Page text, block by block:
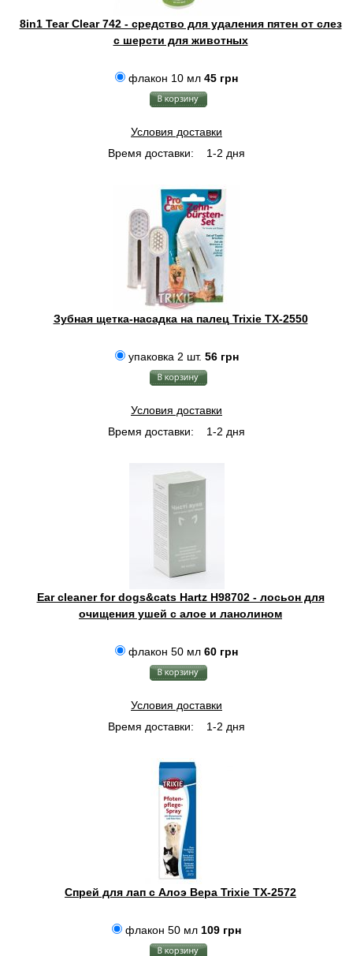
8in1 Tear Clear 742 - средство для удаления пятен от слез
с шерсти для животных
флакон 10 мл 45 грн
Условия доставки
Время доставки:
1-2 дня
Зубная щетка-насадка на палец Trixie TX-2550
упаковка 2 шт. 56 грн
Условия доставки
Время доставки:
1-2 дня
Ear cleaner for dogs&cats Hartz H98702 - лосьон для
очищения ушей с алое и ланолином
флакон 50 мл 60 грн
Условия доставки
Время доставки:
1-2 дня
Спрей для лап с Алоэ Вера Trixie TX-2572
флакон 50 мл 109 грн